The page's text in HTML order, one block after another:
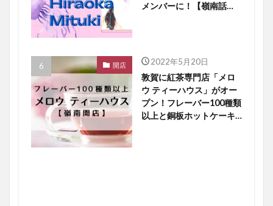
メンバーに！【嶺南話
開店 2022年5月20日
敦賀に紅茶専門店「メロ
ウ ティーハウス」がオー
プン！フレーバー100種類
以上と銅板ホットケーキ